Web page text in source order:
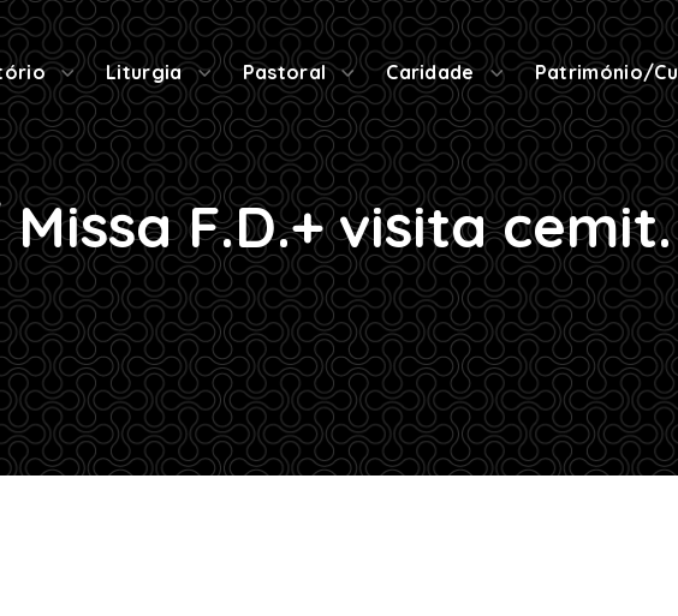
Liturgia Pastoral Caridade Património/
F.D.+ visita cemit.